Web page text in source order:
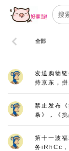
全部
chevron_left
发送购物
持京东，
禁止发布
条》，《
又名：《
第十一波
务iRhCc